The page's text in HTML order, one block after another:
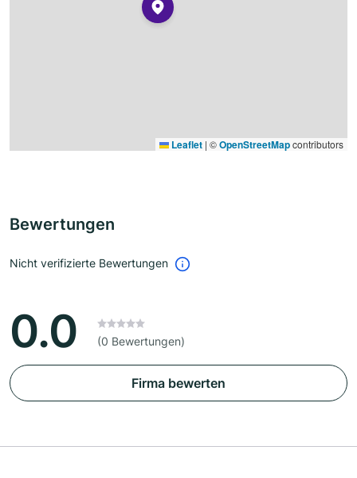
Leaflet | ©OpenStreetMapcontributors
Bewertungen
Nicht verifizierte Bewertungen
0.0 (0 Bewertungen)
Firma bewerten